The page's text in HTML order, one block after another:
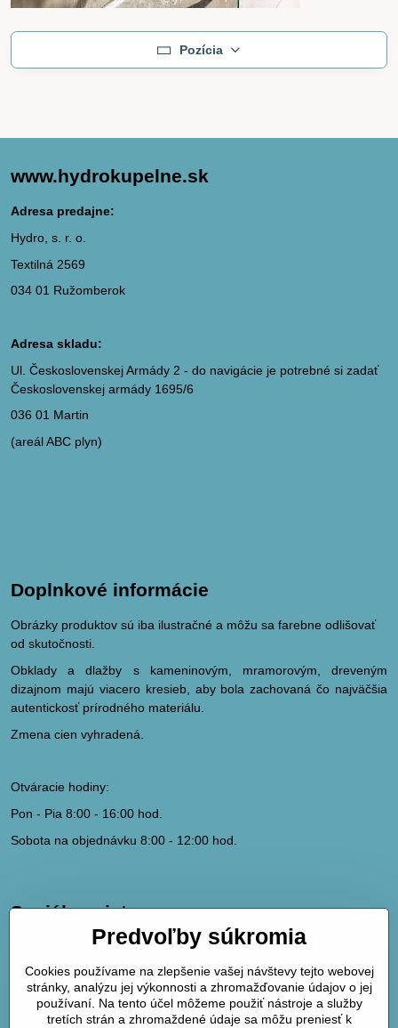
Pozícia
www.hydrokupelne.sk
Adresa predajne:
Hydro, s. r. o.
Textilná 2569
034 01 Ružomberok
Adresa skladu:
Ul. Československej Armády 2 - do navigácie je potrebné si zadať
Československej armády 1695/6
036 01 Martin
(areál ABC plyn)
Doplnkové informácie
Obrázky produktov sú iba ilustračné a môžu sa farebne odlišovať
od skutočnosti.
Obklady a dlažby s kameninovým, mramorovým, dreveným
dizajnom majú viacero kresieb, aby bola zachovaná čo najväčšia
autentickosť prírodného materiálu.
Zmena cien vyhradená.
Otváracie hodiny:
Pon - Pia 8:00 - 16:00 hod.
Sobota na objednávku 8:00 - 12:00 hod.
Sociálne siete
hydrodk@hydrodk.sk
Facebook
Instagram
Pinterest
Predvoľby súkromia
Cookies používame na zlepšenie vašej návštevy tejto webovej
stránky, analýzu jej výkonnosti a zhromažďovanie údajov o jej
používaní. Na tento účel môžeme použiť nástroje a služby
tretích strán a zhromaždené údaje sa môžu preniesť k